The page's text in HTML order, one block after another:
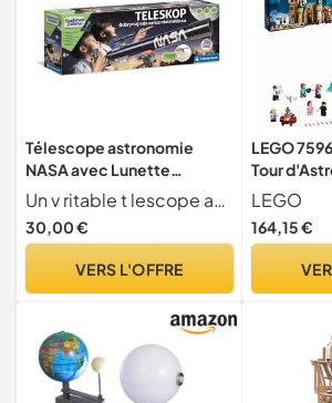
Télescope astronomie
NASA avec Lunette
Clementoni Science Fun
Un v ritable t lescope avec le signe de la NASA pour observer la lune, les toiles et le ciel. Lentille de 50 mm et lunettes interchangeables pour diff rents niveaux de grossissement. Le t lescope est quip d'un tr pied r glable en hauteur de 130 cm. Les instructions illustr es guident l'enfant travers les secrets de l'astronomie
30,00 €
VERS L'OFFRE
LEGO
Tour
Poudlard,
Harry
de
LEGO
164,15 €